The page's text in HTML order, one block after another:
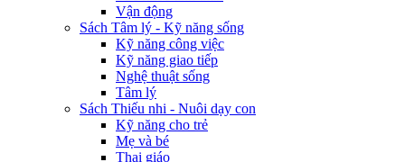
Vận động
Sách Tâm lý - Kỹ năng sống
Kỹ năng công việc
Kỹ năng giao tiếp
Nghệ thuật sống
Tâm lý
Sách Thiếu nhi - Nuôi dạy con
Kỹ năng cho trẻ
Mẹ và bé
Thai giáo